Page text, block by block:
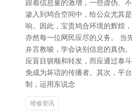
跟着信息量的激增，一些虚伪、
渗入到鸠合空间中，给公众尤其
响。因此，宝贵鸠合环境的辉煌
亦然每一位网民应尽的义务。 当
弁言教唆，学会诀别信息的真伪
应盲目驯顺和转发，而应通过泰
免成为坏话的传播者。其次，平
制，运用东说念
维修资讯